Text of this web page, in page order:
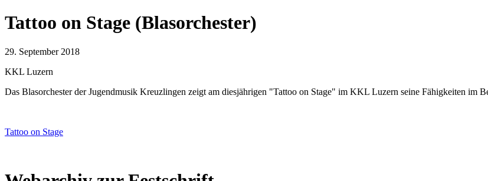
Tattoo on Stage (Blasorchester)
29. September 2018
KKL Luzern
Das Blasorchester der Jugendmusik Kreuzlingen zeigt am diesjährigen "Tattoo on Stage" im KKL Luzern seine Fähigkeiten im
Tattoo on Stage